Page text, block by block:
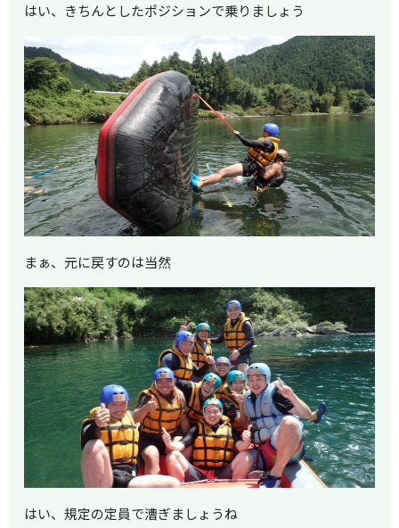
はい、きちんとしたポジションで乗りましょう
まぁ、元に戻すのは当然
はい、規定の定員で漕ぎましょうね